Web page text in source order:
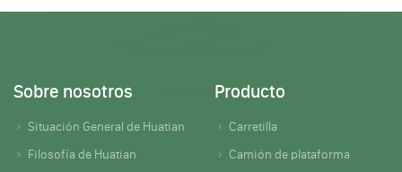
Sobre nosotros
Situación General de Huatian
Filosofía de Huatian
Producto
Carretilla
Camión de plataforma